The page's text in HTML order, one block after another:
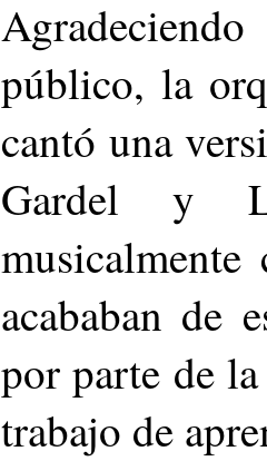
público, la
cantó una
Gardel y
acababan de
por parte de
trabajo de